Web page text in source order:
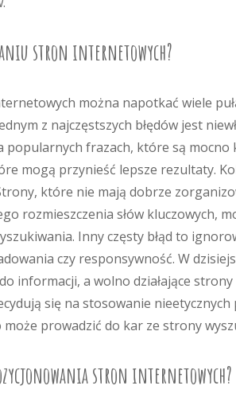
stron internetowych?
można napotkać wiele
z najczęstszych błędów jest
popularnych frazach, które są mocno
mogą przynieść lepsze rezultaty.
które nie mają dobrze
rozmieszczenia słów kluczowych,
Inny częsty błąd to
czy responsywność. W
informacji, a wolno działające strony
się na stosowanie
prowadzić do kar ze strony
stron internetowych?